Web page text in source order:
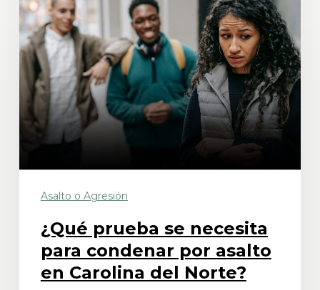
prueba
se
necesita
para
condenar
por
Carolina
Norte?
Asalto o Agresión
¿Qué prueba se necesita
para condenar por asalto
en Carolina del Norte?